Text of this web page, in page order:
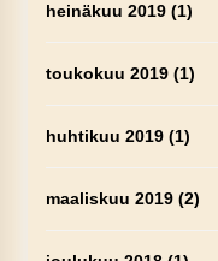
heinäkuu 2019(1)
toukokuu 2019(1)
huhtikuu 2019(1)
maaliskuu 2019(2)